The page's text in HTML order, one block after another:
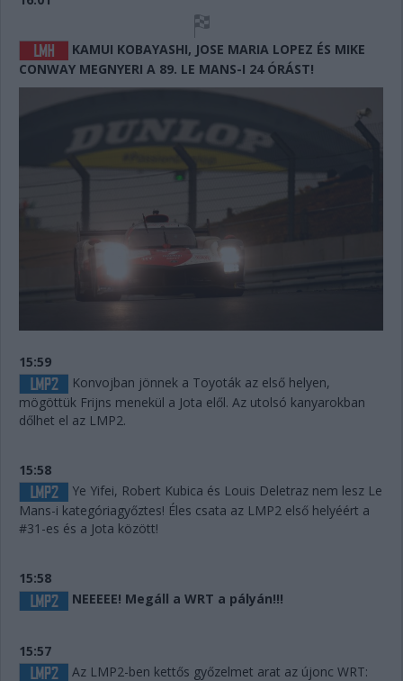
KAMUI KOBAYASHI, JOSE MARIA LOPEZ ÉS MIKE
CONWAY MEGNYERI A 89. LE MANS-I 24 ÓRÁST!
15:59
Konvojban jönnek a Toyoták az első helyen,
mögöttük Frijns menekül a Jota elől. Az utolsó kanyarokban
dőlhet el az LMP2.
15:58
Ye Yifei, Robert Kubica és Louis Deletraz nem lesz Le
Mans-i kategóriagyőztes! Éles csata az LMP2 első helyéért a
#31-es és a Jota között!
15:58
NEEEEE! Megáll a WRT a pályán!!!
15:57
Az LMP2-ben kettős győzelmet arat az újonc WRT: